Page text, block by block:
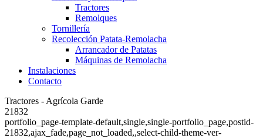
Tractores
Remolques
Tornillería
Recolección Patata-Remolacha
Arrancador de Patatas
Máquinas de Remolacha
Instalaciones
Contacto
Tractores - Agrícola Garde
21832
portfolio_page-template-default,single,single-portfolio_page,postid-
21832,ajax_fade,page_not_loaded,,select-child-theme-ver-